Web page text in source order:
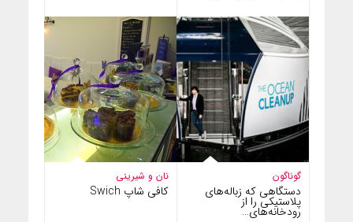
نان و شیرینی
کافی شاپ Swich
گوناگون
دستگاهی که زباله‌های
پلاستیکی را از
رودخانه‌های…